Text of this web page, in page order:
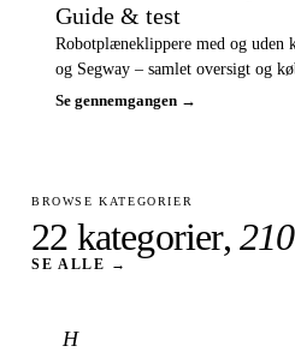
Guide & test
Robotplæneklippere med og uden
og Segway – samlet oversigt og
Se gennemgangen →
BROWSE KATEGORIER
22 kategorier,
SE ALLE →
H